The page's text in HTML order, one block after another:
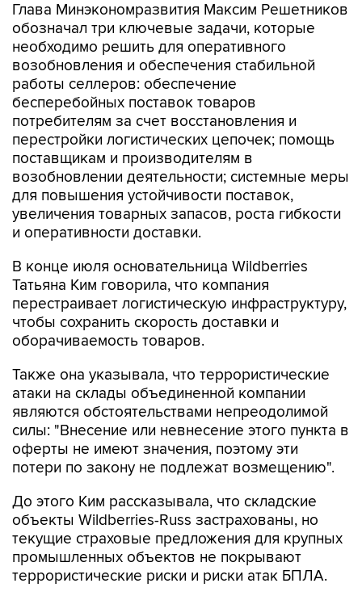
Глава Минэкономразвития Максим Решетников
обозначал три ключевые задачи, которые
необходимо решить для оперативного
возобновления и обеспечения стабильной
работы селлеров: обеспечение
бесперебойных поставок товаров
потребителям за счет восстановления и
перестройки логистических цепочек; помощь
поставщикам и производителям в
возобновлении деятельности; системные меры
для повышения устойчивости поставок,
увеличения товарных запасов, роста гибкости
и оперативности доставки.
В конце июля основательница Wildberries
Татьяна Ким говорила, что компания
перестраивает логистическую инфраструктуру,
чтобы сохранить скорость доставки и
оборачиваемость товаров.
Также она указывала, что террористические
атаки на склады объединенной компании
являются обстоятельствами непреодолимой
силы: "Внесение или невнесение этого пункта в
оферты не имеют значения, поэтому эти
потери по закону не подлежат возмещению".
До этого Ким рассказывала, что складские
объекты Wildberries-Russ застрахованы, но
текущие страховые предложения для крупных
промышленных объектов не покрывают
террористические риски и риски атак БПЛА.